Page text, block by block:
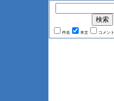
件名 本文 コメント